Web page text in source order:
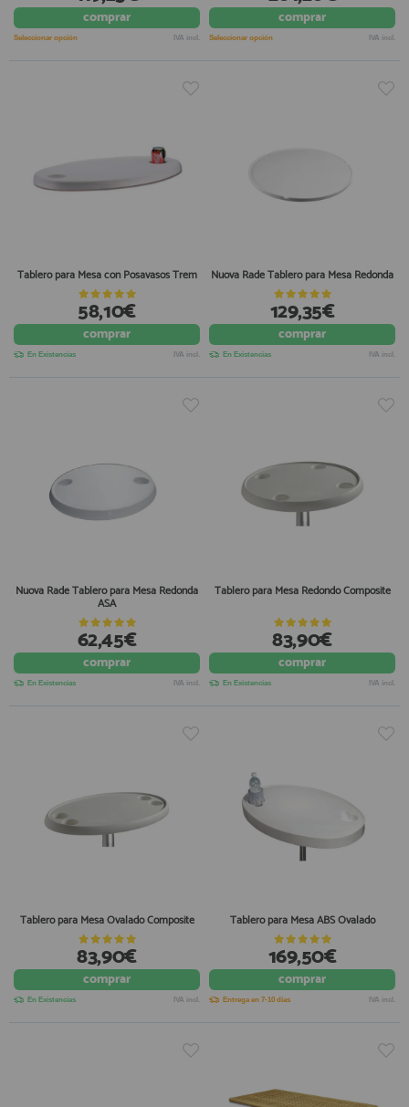
AFILIADOS
910 60 71 03
HORARIO de TIENDA:
info@francobordo.com
registro profesional
comprar
Seleccionar opción IVA incl.
comprar
Seleccionar opción IVA incl.
Tablero para Mesa con Posavasos Trem
58,10€
comprar
En Existencias IVA incl.
Nuova Rade Tablero para Mesa Redonda
129,35€
comprar
En Existencias IVA incl.
Nuova Rade Tablero para Mesa Redonda
ASA
62,45€
comprar
En Existencias IVA incl.
Tablero para Mesa Redondo Composite
83,90€
comprar
En Existencias IVA incl.
Tablero para Mesa Ovalado Composite
83,90€
comprar
En Existencias IVA incl.
Tablero para Mesa ABS Ovalado
169,50€
comprar
Entrega en 7-10 días IVA incl.